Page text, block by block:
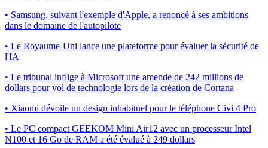
• Samsung, suivant l'exemple d'Apple, a renoncé à ses ambitions
dans le domaine de l'autopilote
• Le Royaume-Uni lance une plateforme pour évaluer la sécurité de
l'IA
• Le tribunal inflige à Microsoft une amende de 242 millions de
dollars pour vol de technologie lors de la création de Cortana
• Xiaomi dévoile un design inhabituel pour le téléphone Civi 4 Pro
• Le PC compact GEEKOM Mini Air12 avec un processeur Intel
N100 et 16 Go de RAM a été évalué à 249 dollars